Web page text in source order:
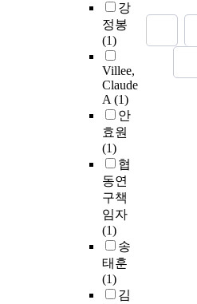
강
정봉
(1)
Villee,
Claude
A(1)
안
효원
(1)
협
동연
구책
임자
(1)
송
태훈
(1)
김